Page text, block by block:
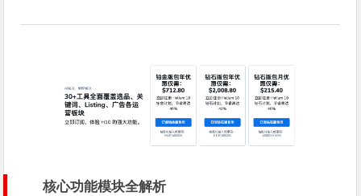
核心功能模块全解析